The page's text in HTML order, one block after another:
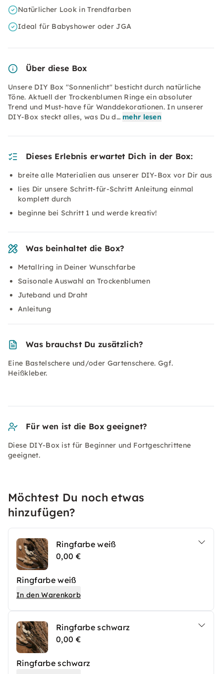
Natürlicher Look in Trendfarben
Ideal für Babyshower oder JGA
Über diese Box
Unsere DIY Box "Sonnenlicht" besticht durch natürliche
Töne. Aktuell der Trockenblumen Ringe ein absoluter
Trend und Must-have für Wanddekorationen. In unserer
DIY-Box steckt alles, was Du d… mehr lesen
Dieses Erlebnis erwartet Dich in der Box:
breite alle Materialien aus unserer DIY-Box vor Dir aus
lies Dir unsere Schritt-für-Schritt Anleitung einmal
komplett durch
beginne bei Schritt 1 und werde kreativ!
Was beinhaltet die Box?
Metallring in Deiner Wunschfarbe
Saisonale Auswahl an Trockenblumen
Juteband und Draht
Anleitung
Was brauchst Du zusätzlich?
Eine Bastelschere und/oder Gartenschere. Ggf.
Heißkleber.
Für wen ist die Box geeignet?
Diese DIY-Box ist für Beginner und Fortgeschrittene
geeignet.
Möchtest Du noch etwas
hinzufügen?
Ringfarbe weiß
0,00 €
Ringfarbe weiß
In den Warenkorb
Ringfarbe schwarz
0,00 €
Ringfarbe schwarz